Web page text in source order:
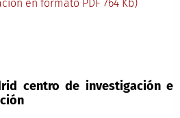
en formato PDF 764 Kb)
centro de investigación e